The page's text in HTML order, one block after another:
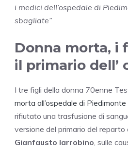
i medici dell’ospedale di
sbagliate”
Donna morta, i
il primario dell’
I tre figli della donna 70enne
morta all’ospedale di
rifiutato una trasfusione di
versione del primario del reparto
Gianfausto Iarrobino, sulle